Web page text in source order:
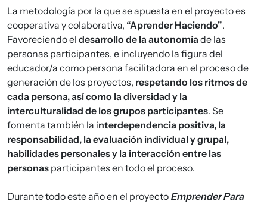
La metodología por la que se apuesta en el proyecto es
cooperativa y colaborativa, “Aprender Haciendo”.
Favoreciendo el desarrollo de la autonomía de las
personas participantes, e incluyendo la figura del
educador/a como persona facilitadora en el proceso de
generación de los proyectos, respetando los ritmos de
cada persona, así como la diversidad y la
interculturalidad de los grupos participantes. Se
fomenta también la interdependencia positiva, la
responsabilidad, la evaluación individual y grupal,
habilidades personales y la interacción entre las
personas participantes en todo el proceso.
Durante todo este año en el proyecto Emprender Para